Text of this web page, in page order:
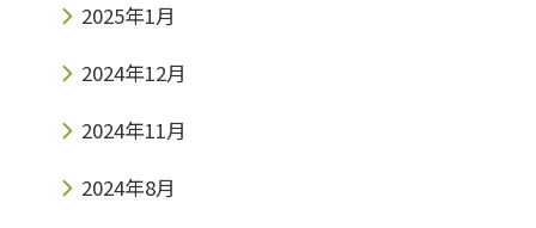
2025年1月
2024年12月
2024年11月
2024年8月